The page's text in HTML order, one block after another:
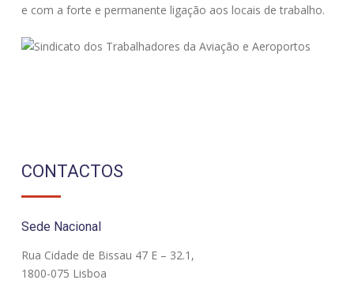
e com a forte e permanente ligação aos locais de trabalho.
CONTACTOS
Sede Nacional
Rua Cidade de Bissau 47 E – 32.1,
1800-075 Lisboa